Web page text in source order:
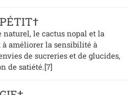
le cactus nopal et la
améliorer la sensibilité à
de sucreries et de glucides,
de satiété.[7]